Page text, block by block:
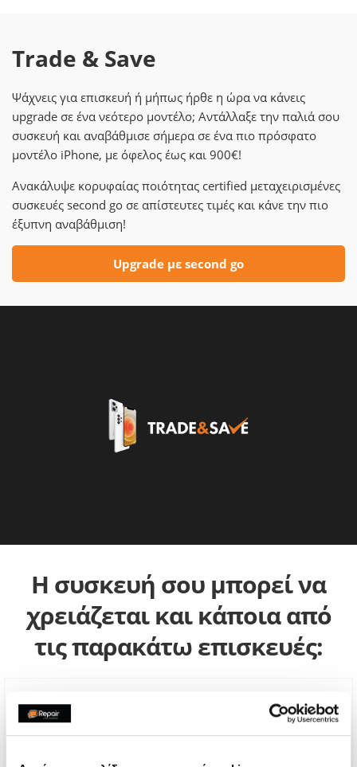
Trade & Save
Ψάχνεις για επισκευή ή μήπως ήρθε η ώρα να κάνεις
upgrade σε ένα νεότερο μοντέλο; Αντάλλαξε την παλιά σου
συσκευή και αναβάθμισε σήμερα σε ένα πιο πρόσφατο
μοντέλο iPhone, με όφελος έως και 900€!
Ανακάλυψε κορυφαίας ποιότητας certified μεταχειρισμένες
συσκευές second go σε απίστευτες τιμές και κάνε την πιο
έξυπνη αναβάθμιση!
Upgrade με second go
Η συσκευή σου μπορεί να
χρειάζεται και κάποια από
τις παρακάτω επισκευές: